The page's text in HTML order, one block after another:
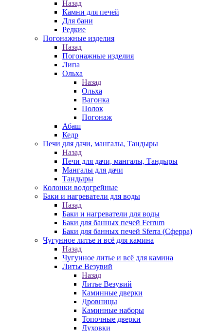
Назад
Камни для печей
Для бани
Редкие
Погонажные изделия
Назад
Погонажные изделия
Липа
Ольха
Назад
Ольха
Вагонка
Полок
Погонаж
Абаш
Кедр
Печи для дачи, мангалы, Тандыры
Назад
Печи для дачи, мангалы, Тандыры
Мангалы для дачи
Тандыры
Колонки водогрейные
Баки и нагреватели для воды
Назад
Баки и нагреватели для воды
Баки для банных печей Ferrum
Баки для банных печей Sferra (Сферра)
Чугунное литье и всё для камина
Назад
Чугунное литье и всё для камина
Литье Везувий
Назад
Литье Везувий
Каминные дверки
Дровницы
Каминные наборы
Топочные дверки
Духовки